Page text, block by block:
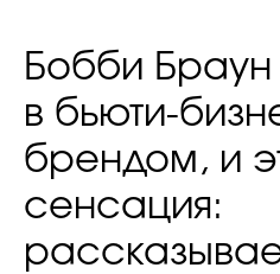
Бобби Браун
в бьюти-
брендом, и
сенсация: